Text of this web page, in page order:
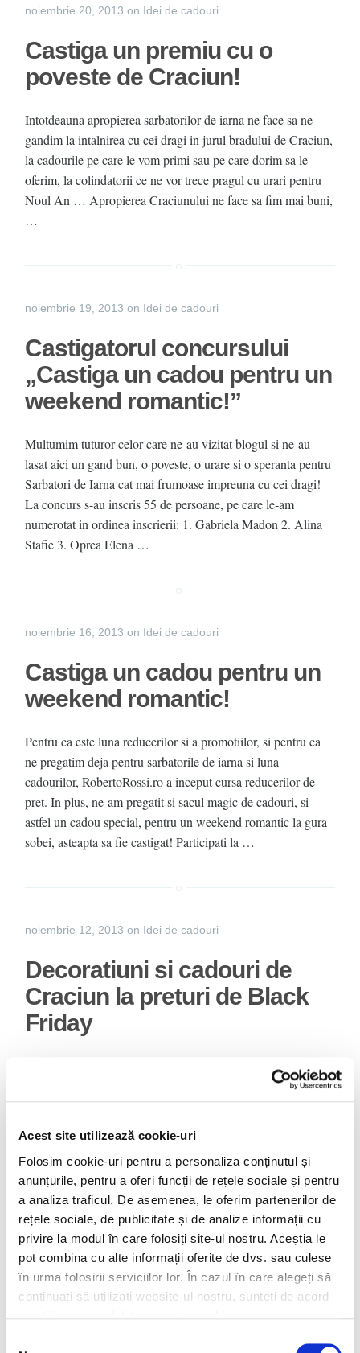
Acest site utilizează cookie-uri
Folosim cookie-uri pentru a personaliza conținutul și
anunțurile, pentru a oferi funcții de rețele sociale și pentru
a analiza traficul. De asemenea, le oferim partenerilor de
rețele sociale, de publicitate și de analize informații cu
privire la modul în care folosiți site-ul nostru. Aceștia le
pot combina cu alte informații oferite de dvs. sau culese
în urma folosirii serviciilor lor. În cazul în care alegeți să
continuați să utilizați website-ul nostru, sunteți de acord
noiembrie 20, 2013 on Idei de cadouri
Castiga un premiu cu o
poveste de Craciun!
Intotdeauna apropierea sarbatorilor de iarna ne face sa ne
gandim la intalnirea cu cei dragi in jurul bradului de Craciun,
la cadourile pe care le vom primi sau pe care dorim sa le
oferim, la colindatorii ce ne vor trece pragul cu urari pentru
Noul An … Apropierea Craciunului ne face sa fim mai buni,
…
noiembrie 19, 2013 on Idei de cadouri
Castigatorul concursului
„Castiga un cadou pentru un
weekend romantic!”
Multumim tuturor celor care ne-au vizitat blogul si ne-au
lasat aici un gand bun, o poveste, o urare si o speranta pentru
Sarbatori de Iarna cat mai frumoase impreuna cu cei dragi!
La concurs s-au inscris 55 de persoane, pe care le-am
numerotat in ordinea inscrierii: 1. Gabriela Madon 2. Alina
Stafie 3. Oprea Elena …
noiembrie 16, 2013 on Idei de cadouri
Castiga un cadou pentru un
weekend romantic!
Pentru ca este luna reducerilor si a promotiilor, si pentru ca
ne pregatim deja pentru sarbatorile de iarna si luna
cadourilor, RobertoRossi.ro a inceput cursa reducerilor de
pret. In plus, ne-am pregatit si sacul magic de cadouri, si
astfel un cadou special, pentru un weekend romantic la gura
sobei, asteapta sa fie castigat! Participati la …
noiembrie 12, 2013 on Idei de cadouri
Decoratiuni si cadouri de
Craciun la preturi de Black
Friday
Odata cu apropierea sarbatorilor de iarna, traim deja emotiile
pregatirilor pentru Craciun: trebuie sa cumparam bradutul si
inca nu stim daca vom alege unul cu lumini sau un brad
coronitele decorative din ramuri de brad si fructe de padure
…
octombrie 18, 2013 onIdei de cadouri